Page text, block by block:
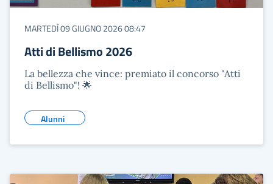
MARTEDÌ 09 GIUGNO 2026 08:47
Atti di Bellismo 2026
La bellezza che vince: premiato il concorso "Atti
di Bellismo"! 🌟
Alunni